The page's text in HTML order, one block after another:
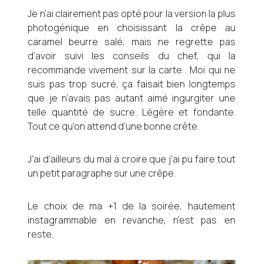
Je n’ai clairement pas opté pour la version la plus
photogénique en choisissant la crêpe au
caramel beurre salé, mais ne regrette pas
d’avoir suivi les conseils du chef, qui la
recommande vivement sur la carte . Moi qui ne
suis pas trop sucré, ça faisait bien longtemps
que je n’avais pas autant aimé ingurgiter une
telle quantité de sucre. Légère et fondante.
Tout ce qu’on attend d’une bonne crête.
J’ai d’ailleurs du mal à croire que j’ai pu faire tout
un petit paragraphe sur une crêpe.
Le choix de ma +1 de la soirée, hautement
instagrammable en revanche, n’est pas en
reste.